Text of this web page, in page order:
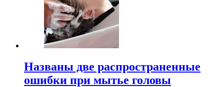
Названы две распространенные
ошибки при мытье головы